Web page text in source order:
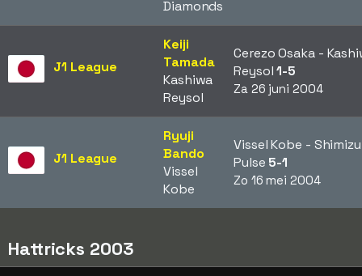
Diamonds
J1 League
Keiji
Tamada
Kashiwa
Reysol
Cerezo Osaka -
Reysol1-5
Za 26 juni 2004
J1 League
Ryuji
Bando
Vissel
Kobe
Vissel Kobe -
Pulse 5-1
Zo 16 mei 2004
Hattricks 2003